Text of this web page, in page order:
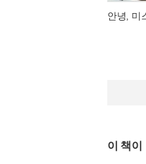
안녕, 미
이 책이